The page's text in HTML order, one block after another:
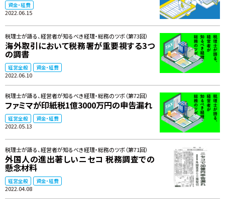
資金・経費
2022.06.15
税理士が語る、経営者が知るべき経理・総務のツボ（第73回）
海外取引において税務署が重要視する3つ
の調書
経営全般 資金・経費
2022.06.10
税理士が語る、経営者が知るべき経理・総務のツボ（第72回）
ファミマが印紙税1億3000万円の申告漏れ
経営全般 資金・経費
2022.05.13
税理士が語る、経営者が知るべき経理・総務のツボ（第71回）
外国人の進出著しいニセコ 税務調査での
懸念材料
経営全般 資金・経費
2022.04.08